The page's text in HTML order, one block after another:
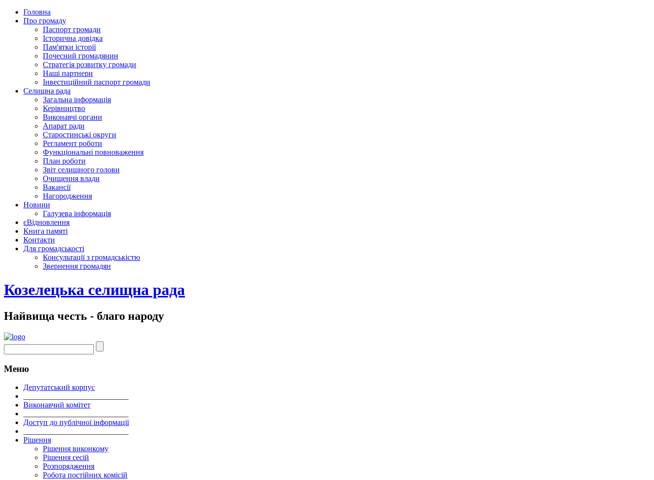
Головна
Про громаду
Паспорт громади
Історична довідка
Пам'ятки історії
Почесний громадянин
Стратегія розвитку громади
Наші партнери
Інвестиційний паспорт громади
Селищна рада
Загальна інформація
Керівництво
Виконавчі органи
Апарат ради
Старостинські округи
Регламент роботи
Функціональні повноваження
План роботи
Звіт селищного голови
Очищення влади
Вакансії
Нагородження
Новини
Галузева інформація
єВідновлення
Книга памяті
Контакти
Для громадськості
Консультації з громадськістю
Звернення громадян
Козелецька селищна рада
Найвища честь - благо народу
Меню
Депутатський корпус
Виконавчий комітет
Доступ до публічної інформації
Рішення
Рішення виконкому
Рішення сесій
Розпорядження
Робота постійних комісій